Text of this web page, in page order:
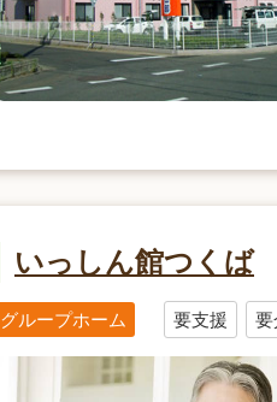
いっしん館つくば
グループホーム 要支援 要